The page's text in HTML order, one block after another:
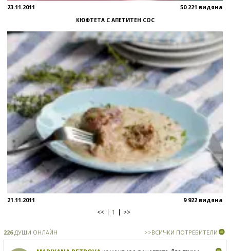
23.11.2011 50 221 видяна
КЮФТЕТА С АПЕТИТЕН СОС
21.11.2011 9 922 видяна
<< 1 >>
226ДУШИ ОНЛАЙН >>ВСИЧКИ ПОТРЕБИТЕЛИ